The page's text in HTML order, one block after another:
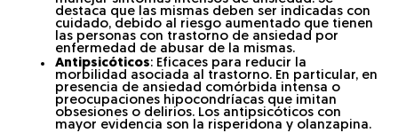
destaca que las mismas deben ser indicadas con
cuidado, debido al riesgo aumentado que tienen
las personas con trastorno de ansiedad por
enfermedad de abusar de la mismas.
Antipsicóticos: Eficaces para reducir la
morbilidad asociada al trastorno. En particular, en
presencia de ansiedad comórbida intensa o
preocupaciones hipocondríacas que imitan
obsesiones o delirios. Los antipsicóticos con
mayor evidencia son la risperidona y olanzapina.